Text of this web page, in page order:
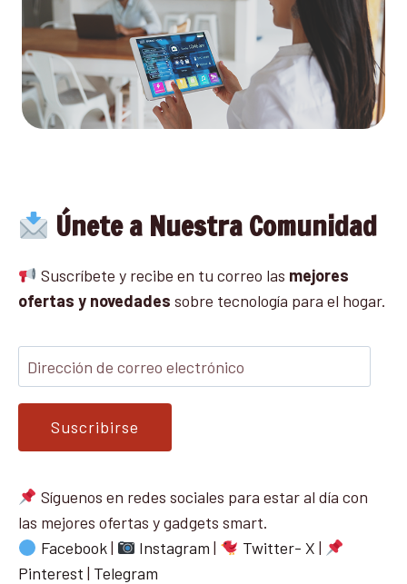
Únete a Nuestra Comunidad
Suscríbete y recibe en tu correo las mejores
ofertas y novedades sobre tecnología para el hogar.
Suscribirse
Síguenos en redes sociales para estar al día con
las mejores ofertas y gadgets smart.
Facebook| Instagram | Twitter- X |
Pinterest | Telegram